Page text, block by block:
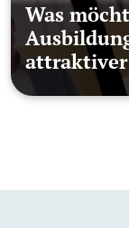
Was
attraktiver